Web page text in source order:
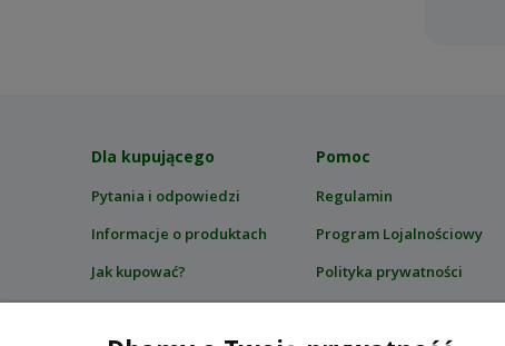
Dla kupującego
Pytania i odpowiedzi
Informacje o produktach
Jak kupować?
Bezpieczeństwo zakupów
Pomoc
Regulamin
Program Lojalnościowy
Polityka prywatności
Certyfikaty i zgodność z